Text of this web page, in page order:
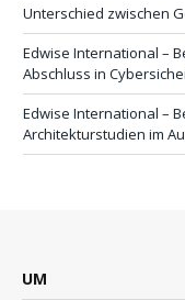
Unterschied zwischen
Edwise International –
Abschluss in
Edwise International –
Architekturstudien im
UM